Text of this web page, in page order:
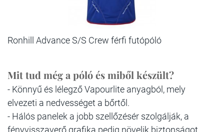
Ronhill Advance S/S Crew férfi futópóló
Mit tud még a póló és miből készült?
- Könnyű és lélegző Vapourlite anyagból, mely
elvezeti a nedvességet a bőrtől.
- Hálós panelek a jobb szellőzésér szolgálják, a
fényvisszaverő grafika pedig növelik biztonságot